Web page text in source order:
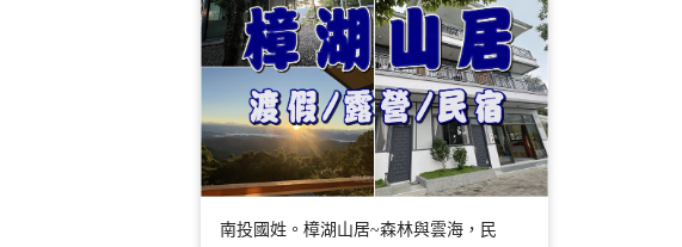
南投國姓。樟湖山居~森林與雲海，民